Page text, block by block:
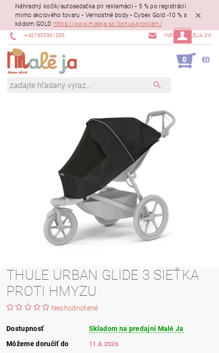
Náhradný kočík/autosedačka pri reklamácii • 5 % po registrácii
mimo akciového tovaru • Vernostné body • Cybex Gold -10 % s
kódom GOLD https://www.maleja.sk/bonus-program/
+421903961009 INFO@MALEJA.SK
0 €0
THULE URBAN GLIDE 3 SIEŤKA
PROTI HMYZU
Neohodnotené
Dostupnosť
Skladom na predajni Malé Ja
Môžeme doručiť do
11.8.2026